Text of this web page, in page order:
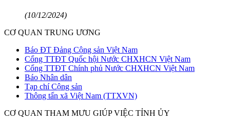
(10/12/2024)
CƠ QUAN TRUNG ƯƠNG
Báo ĐT Đảng Cộng sản Việt Nam
Cổng TTĐT Quốc hội Nước CHXHCN Việt Nam
Cổng TTĐT Chính phủ Nước CHXHCN Việt Nam
Báo Nhân dân
Tạp chí Cộng sản
Thông tấn xã Việt Nam (TTXVN)
CƠ QUAN THAM MƯU GIÚP VIỆC TỈNH ỦY